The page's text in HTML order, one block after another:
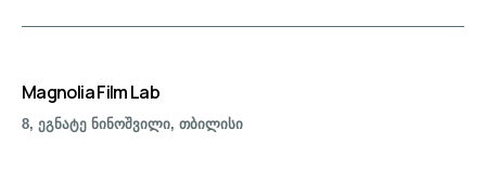
Magnolia Film Lab
8, ეგნატე ნინოშვილი, თბილისი